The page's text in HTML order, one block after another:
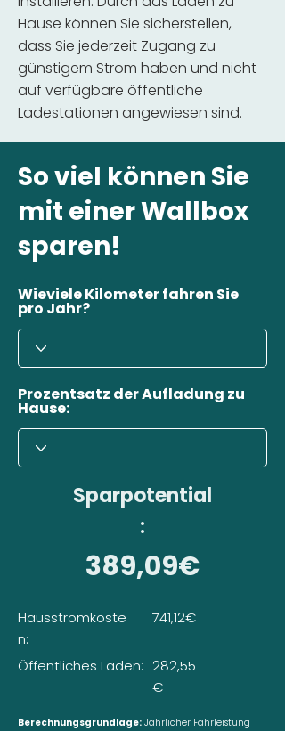
Hause können Sie sicherstellen,
dass Sie jederzeit Zugang zu
günstigem Strom haben und nicht
auf verfügbare öffentliche
Ladestationen angewiesen sind.
So viel können Sie
mit einer Wallbox
sparen!
Wieviele Kilometer fahren Sie
pro Jahr?
Prozentsatz der Aufladung zu
Hause:
Sparpotential
:
389,09€
Hausstromkoste
n:
Öffentliches Laden:
741,12€
282,55
€
Berechnungsgrundlage: Jährlicher Fahrleistung